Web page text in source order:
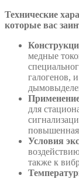
Технические
которые вас
медные
галогенов,
для
повышенная
Условия
также к